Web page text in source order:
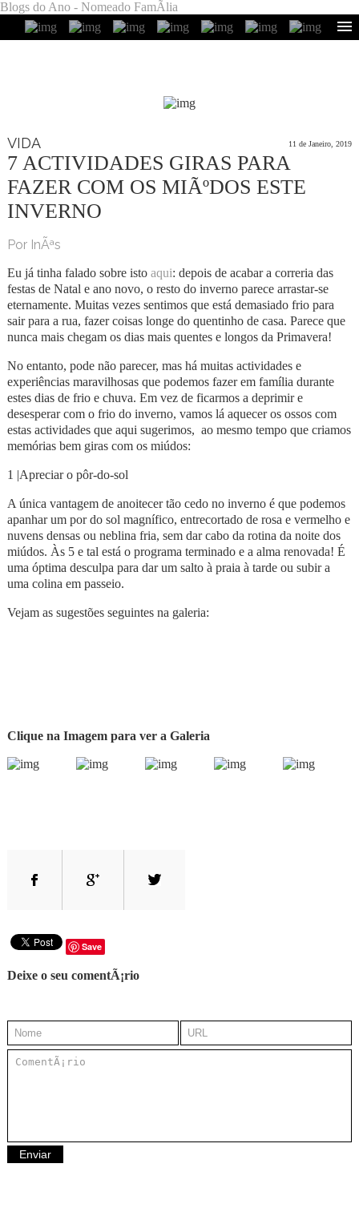
Blogs do Ano - Nomeado FamÃ­lia
VIDA 11 de Janeiro, 2019
7 ACTIVIDADES GIRAS PARA
FAZER COM OS MIÃºDOS ESTE
INVERNO
Por InÃªs
Eu já tinha falado sobre isto aqui: depois de acabar a correria das
festas de Natal e ano novo, o resto do inverno parece arrastar-se
eternamente. Muitas vezes sentimos que está demasiado frio para
sair para a rua, fazer coisas longe do quentinho de casa. Parece que
nunca mais chegam os dias mais quentes e longos da Primavera!
No entanto, pode não parecer, mas há muitas actividades e
experiências maravilhosas que podemos fazer em família durante
estes dias de frio e chuva. Em vez de ficarmos a deprimir e
desesperar com o frio do inverno, vamos lá aquecer os ossos com
estas actividades que aqui sugerimos, ao mesmo tempo que criamos
memórias bem giras com os miúdos:
1 |Apreciar o pôr-do-sol
A única vantagem de anoitecer tão cedo no inverno é que podemos
apanhar um por do sol magnífico, entrecortado de rosa e vermelho e
nuvens densas ou neblina fria, sem dar cabo da rotina da noite dos
miúdos. Às 5 e tal está o programa terminado e a alma renovada! É
uma óptima desculpa para dar um salto à praia à tarde ou subir a
uma colina em passeio.
Vejam as sugestões seguintes na galeria:
Clique na Imagem para ver a Galeria
Save
Deixe o seu comentÃ¡rio